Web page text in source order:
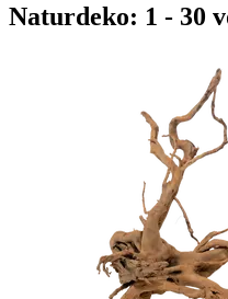
Naturdeko: 1 - 30